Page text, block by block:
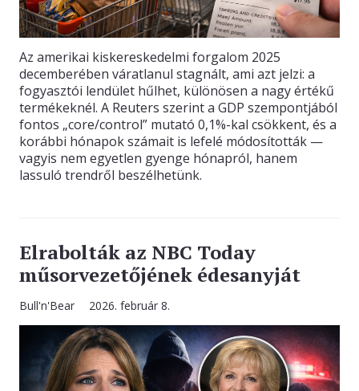
Az amerikai kiskereskedelmi forgalom 2025
decemberében váratlanul stagnált, ami azt jelzi: a
fogyasztói lendület hűlhet, különösen a nagy értékű
termékeknél. A Reuters szerint a GDP szempontjából
fontos „core/control” mutató 0,1%-kal csökkent, és a
korábbi hónapok számait is lefelé módosították —
vagyis nem egyetlen gyenge hónapról, hanem
lassuló trendről beszélhetünk.
Elrabolták az NBC Today
műsorvezetőjének édesanyját
Bull'n'Bear 2026. február 8.